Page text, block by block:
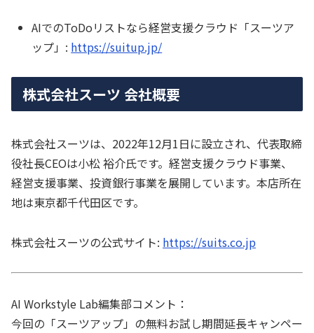
AIでのToDoリストなら経営支援クラウド「スーツア
ップ」: https://suitup.jp/
株式会社スーツ 会社概要
株式会社スーツは、2022年12月1日に設立され、代表取締
役社長CEOは小松 裕介氏です。経営支援クラウド事業、
経営支援事業、投資銀行事業を展開しています。本店所在
地は東京都千代田区です。
株式会社スーツの公式サイト: https://suits.co.jp
AI Workstyle Lab編集部コメント：
今回の「スーツアップ」の無料お試し期間延長キャンペー